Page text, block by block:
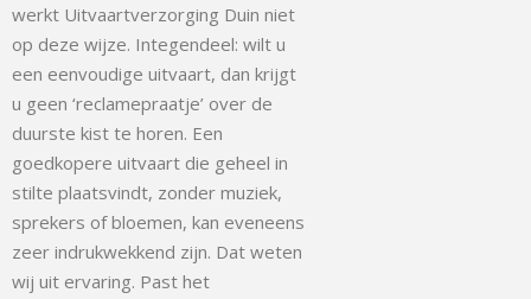
werkt Uitvaartverzorging Duin niet
op deze wijze. Integendeel: wilt u
een eenvoudige uitvaart, dan krijgt
u geen ‘reclamepraatje’ over de
duurste kist te horen. Een
goedkopere uitvaart die geheel in
stilte plaatsvindt, zonder muziek,
sprekers of bloemen, kan eveneens
zeer indrukwekkend zijn. Dat weten
wij uit ervaring. Past het